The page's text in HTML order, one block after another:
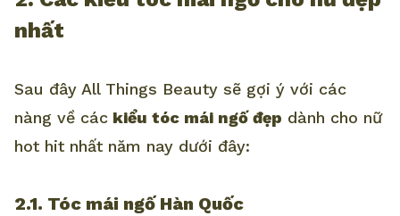
nhất
Sau đây All Things Beauty sẽ gợi ý với các
nàng về các kiểu tóc mái ngố đẹp dành cho nữ
hot hit nhất năm nay dưới đây:
2.1. Tóc mái ngố Hàn Quốc